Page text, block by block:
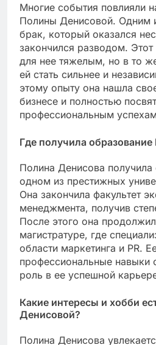
Многие события повлияли
Полины Денисовой. Одним
брак, который оказался
закончился разводом.
для нее тяжелым, но в то
ей стать сильнее и
этому опыту она нашла
бизнесе и полностью
профессиональным
Где получила
Полина Денисова получила
одном из престижных
Она закончила факультет
менеджмента, получив
После этого она
магистратуре, где
области маркетинга и PR.
профессиональные навыки
роль в ее успешной
Какие интересы и хобби
Денисовой?
Полина Денисова